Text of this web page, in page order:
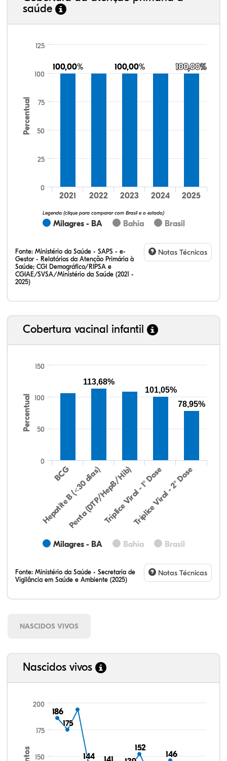
saúde
Percentual
100,00%
100,00% 100,00%
100,00% 100,00%
100,00%
Milagres - BA Bahia Brasil
Legenda (clique para comparar com Brasil e o estado)
2021 2022 2023 2024 2025
0
25
50
75
100
125
Fonte: Ministério da Saúde - SAPS - e-
Gestor - Relatórios da Atenção Primária à
Saúde; CGI Demográfico/RIPSA e
CGIAE/SVSA/Ministério da Saúde (2021 -
2025)
Notas Técnicas
Cobertura vacinal infantil
Percentual
Milagres - BA Bahia Brasil
BCG
Hepatite B (<30 dias)
Penta (DTP/HepB/Hib)Tríplice Viral - 1° Dose
Tríplice Viral - 2° Dose
0
50
100
150
113,68%
101,05%
78,95%
Fonte: Ministério da Saúde - Secretaria de
Vigilância em Saúde e Ambiente (2025)
Notas Técnicas
NASCIDOS VIVOS
Nascidos vivos
186
186
175
175
144
144
152
152
146
146
150
175
200